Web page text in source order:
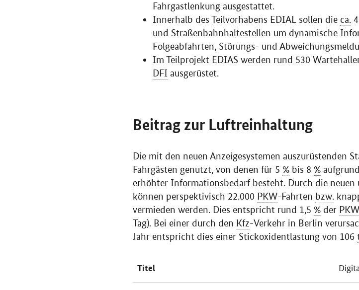
Fahrgastlenkung ausgestattet.
Innerhalb des Teilvorhabens EDIAL sollen die ca.
und Straßenbahnhaltestellen um dynamische
Folgeabfahrten, Störungs- und
Im Teilprojekt EDIAS werden rund 530
DFI ausgerüstet.
Beitrag zur Luftreinhaltung
Die mit den neuen Anzeigesystemen auszurüstenden
Fahrgästen genutzt, von denen für 5 % bis 8 %
erhöhter Informationsbedarf besteht. Durch die neuen
können perspektivisch 22.000 PKW-Fahrten bzw.
vermieden werden. Dies entspricht rund 1,5 % der PKW
Tag). Bei einer durch den Kfz-Verkehr in Berlin
Jahr entspricht dies einer Stickoxidentlastung von 106
Titel